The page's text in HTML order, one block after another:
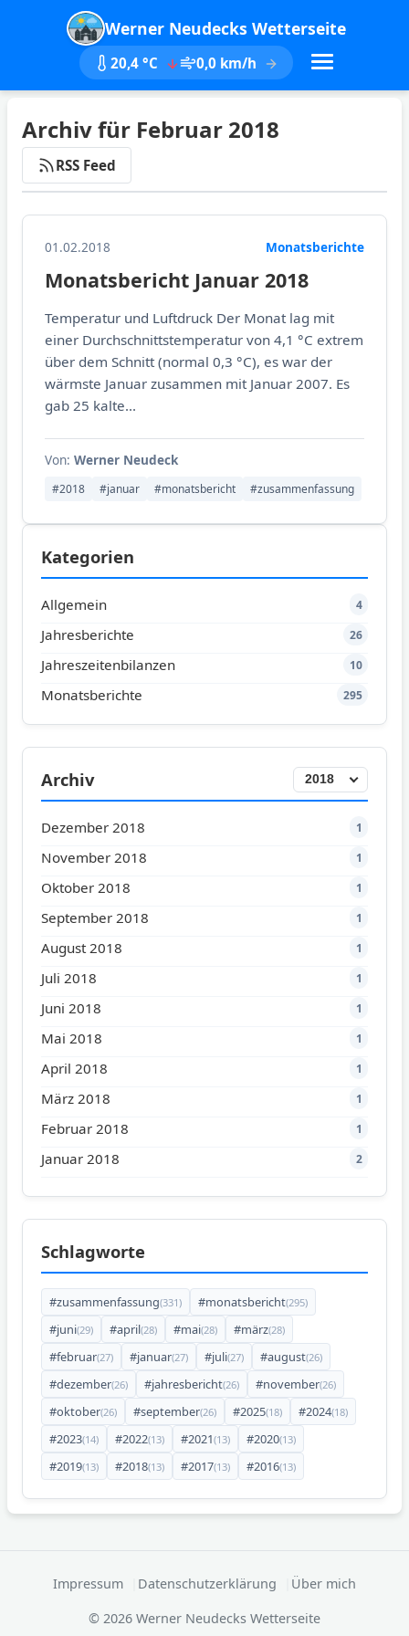
Werner Neudecks Wetterseite
20,4 °C 0,0 km/h
Archiv für Februar 2018
RSS Feed
01.02.2018 Monatsberichte
Monatsbericht Januar 2018
Temperatur und Luftdruck Der Monat lag mit
einer Durchschnittstemperatur von 4,1 °C extrem
über dem Schnitt (normal 0,3 °C), es war der
wärmste Januar zusammen mit Januar 2007. Es
gab 25 kalte...
Von: Werner Neudeck
#2018 #januar #monatsbericht #zusammenfassung
Kategorien
Allgemein 4
Jahresberichte 26
Jahreszeitenbilanzen 10
Monatsberichte 295
Archiv
Dezember 2018 1
November 2018 1
Oktober 2018 1
September 2018 1
August 2018 1
Juli 2018 1
Juni 2018 1
Mai 2018 1
April 2018 1
März 2018 1
Februar 2018 1
Januar 2018 2
Schlagworte
#zusammenfassung(331) #monatsbericht(295)
#juni(29) #april(28) #mai(28) #märz(28)
#februar(27) #januar(27) #juli(27) #august(26)
#dezember(26) #jahresbericht(26) #november(26)
#oktober(26) #september(26) #2025(18) #2024(18)
#2023(14) #2022(13) #2021(13) #2020(13)
#2019(13) #2018(13) #2017(13) #2016(13)
Impressum Datenschutzerklärung
Über mich
© 2026 Werner Neudecks Wetterseite